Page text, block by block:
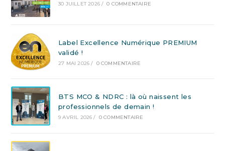
30 JUILLET 2026 / 0 COMMENTAIRE
Label Excellence Numérique PREMIUM
validé !
27 MAI 2026 / 0 COMMENTAIRE
BTS MCO & NDRC : là où naissent les
professionnels de demain !
9 AVRIL 2026 / 0 COMMENTAIRE